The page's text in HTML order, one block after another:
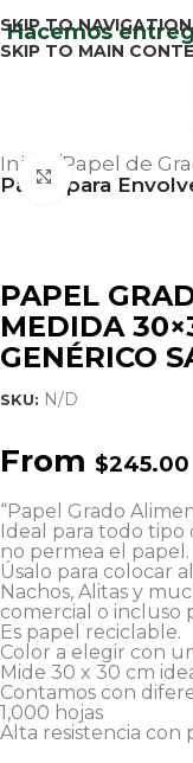
SKIP TO NAVIGATION
SKIP TO MAIN
Hacemos
Inicio Papel de
Papel para
Click to
PAPEL
MEDIDA
GENÉRICO
SKU: N/D
From $245.00
“Papel Grado
Ideal para todo tipo
no permea el papel.
Úsalo para colocar
Nachos, Alitas y
comercial o incluso
Es papel reciclable.
Color a elegir con
Mide 30 x 30 cm
Contamos con
1,000 hojas
Alta resistencia con